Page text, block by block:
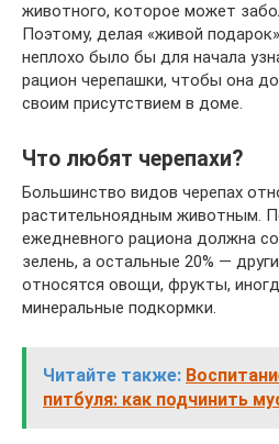
животного, которое может
Поэтому, делая «живой
неплохо было бы для начала
рацион черепашки, чтобы она
своим присутствием в доме.
Что любят черепахи?
Большинство видов черепах
растительноядным животным.
ежедневного рациона должна
зелень, а остальные 20% —
относятся овощи, фрукты,
минеральные подкормки.
Читайте также:
питбуля: как подчинить